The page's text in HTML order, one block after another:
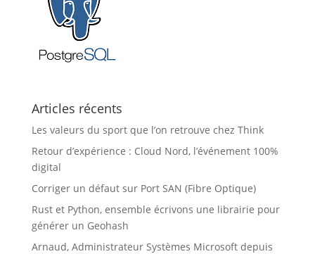
Articles récents
Les valeurs du sport que l’on retrouve chez Think
Retour d’expérience : Cloud Nord, l’événement 100%
digital
Corriger un défaut sur Port SAN (Fibre Optique)
Rust et Python, ensemble écrivons une librairie pour
générer un Geohash
Arnaud, Administrateur Systèmes Microsoft depuis